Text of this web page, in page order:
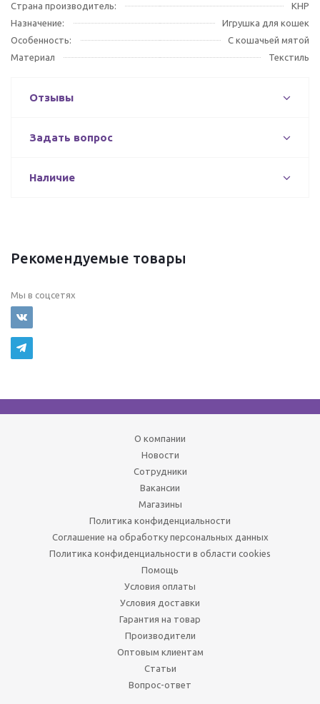
Страна производитель:
КНР
Назначение:
Игрушка для кошек
Особенность:
С кошачьей мятой
Материал
Текстиль
Отзывы
Задать вопрос
Наличие
Рекомендуемые товары
Мы в соцсетях
О компании
Новости
Сотрудники
Вакансии
Магазины
Политика конфиденциальности
Соглашение на обработку персональных данных
Политика конфиденциальности в области cookies
Помощь
Условия оплаты
Условия доставки
Гарантия на товар
Производители
Оптовым клиентам
Статьи
Вопрос-ответ